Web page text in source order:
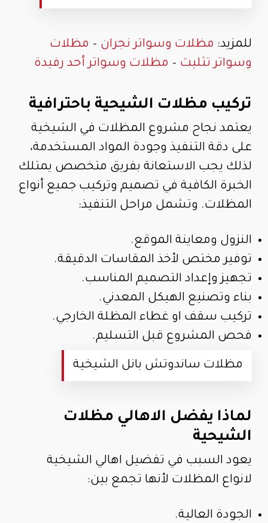
للمزيد: مظلات وسواتر نجران – مظلات
وسواتر تثليث – مظلات وسواتر أحد رفيدة
تركيب مظلات الشيحية باحترافية
يعتمد نجاح مشروع المظلات في الشيخية
على دقة التنفيذ وجودة المواد المستخدمة،
لذلك يجب الاستعانة بفريق متخصص يمتلك
الخبرة الكافية في تصميم وتركيب جميع أنواع
المظلات. وتشمل مراحل التنفيذ:
النزول ومعاينة الموقع.
توفير مختص لأخذ المقاسات الدقيقة.
تجهيز وإعداد التصميم المناسب.
بناء وتصنيع الهيكل المعدني.
تركيب سقف او غطاء المظلة الخارجي.
فحص المشروع قبل التسليم.
مظلات ساندوتش بانل الشيخية
لماذا يفضل الاهالي مظلات
الشيحية
يعود السبب في تفضيل اهالي الشيخية
لانواع المظلات لأنها تجمع بين:
الجودة العالية.